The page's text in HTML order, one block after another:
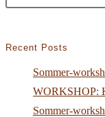
Recent Posts
Sommer-
WORKSHOP:
Sommer-